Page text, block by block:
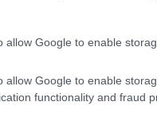
allow Google to enable
allow Google to enable
functionality and fraud